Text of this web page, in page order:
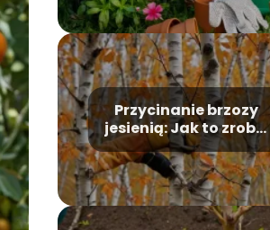
Przycinanie brzozy
jesienią: Jak to zrobić
poprawnie?